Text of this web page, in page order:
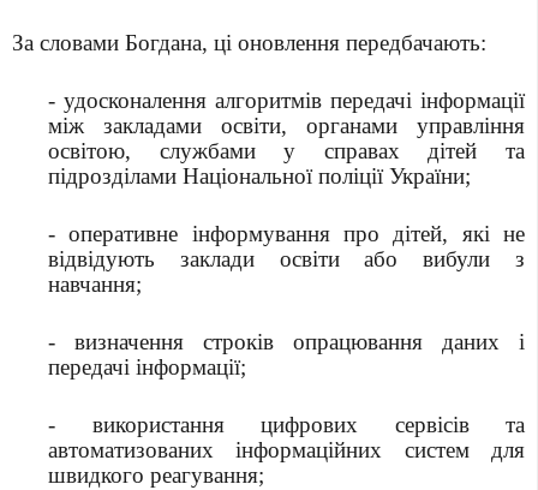
За словами Богдана, ці оновлення передбачають:
- удосконалення алгоритмів передачі інформації
між закладами освіти, органами управління
освітою, службами у справах дітей та
підрозділами Національної поліції України;
- оперативне інформування про дітей, які не
відвідують заклади освіти або вибули з
навчання;
- визначення строків опрацювання даних і
передачі інформації;
- використання цифрових сервісів та
автоматизованих інформаційних систем для
швидкого реагування;